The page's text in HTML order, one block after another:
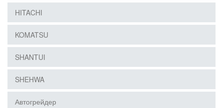
HITACHI
KOMATSU
SHANTUI
SHEHWA
Автогрейдер